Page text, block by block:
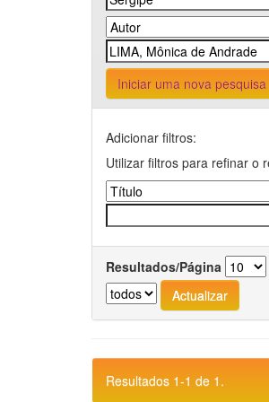
Iniciar uma nova pesquisa
Adicionar filtros:
Utilizar filtros para refinar o
Resultados/Página
Resultados 1-1 de 1.